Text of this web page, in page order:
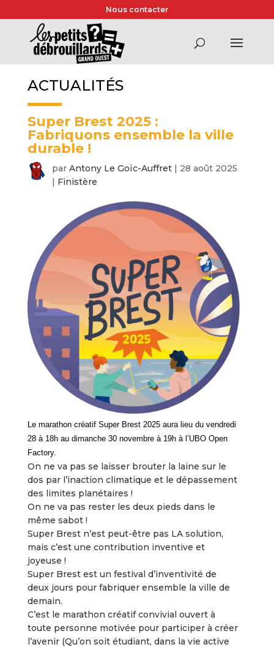
Nous contacter
ACTUALITÉS
Super Brest 2025 :
Fabriquons ensemble la ville
durable !
par Antony Le Goïc-Auffret| 28 août 2025
| Finistère
Le marathon créatif Super Brest 2025 aura lieu du vendredi
28 à 18h au dimanche 30 novembre à 19h à l’UBO Open
Factory.
On ne va pas se laisser brouter la laine sur le
dos par l’inaction climatique et le dépassement
des limites planétaires !
On ne va pas rester les deux pieds dans le
même sabot !
Super Brest n’est peut-être pas LA solution,
mais c’est une contribution inventive et
joyeuse !
Super Brest est un festival d’inventivité de
deux jours pour fabriquer ensemble la ville de
demain.
C’est le marathon créatif convivial ouvert à
toute personne motivée pour participer à créer
l’avenir (Qu’on soit étudiant, dans la vie active